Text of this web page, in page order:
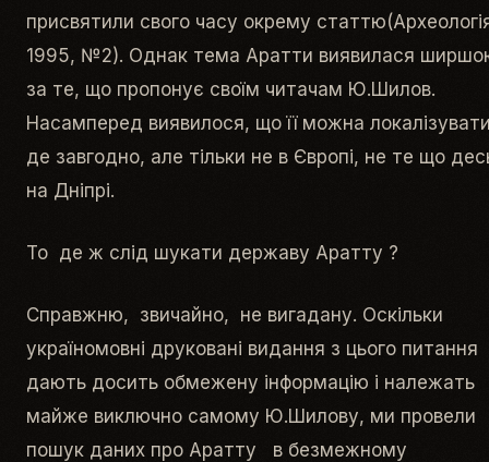
присвятили свого часу окрему
1995, №2). Однак тема Аратти виявилася
за те, що пропонує своїм читачам Ю.Шилов.
Насамперед виявилося, що її можна
де завгодно, але тільки не в Європі, не те що
на Дніпрі.
То де ж слід шукати державу Аратту ?
Справжню, звичайно, не вигадану. Оскільки
україномовні друковані видання з цього питання
дають досить обмежену інформацію і належать
майже виключно самому Ю.Шилову, ми провели
пошук даних про Аратту в безмежному